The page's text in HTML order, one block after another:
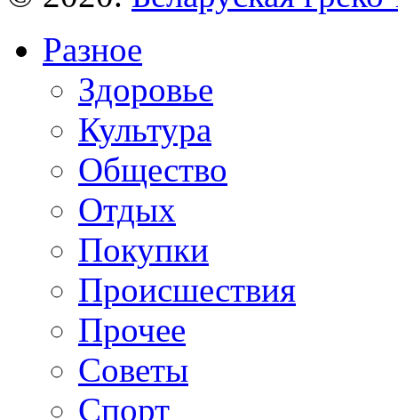
Разное
Здоровье
Культура
Общество
Отдых
Покупки
Происшествия
Прочее
Советы
Спорт